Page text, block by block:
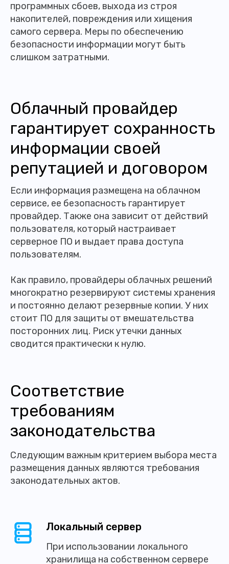
программных сбоев, выхода из строя
накопителей, повреждения или хищения
самого сервера. Меры по обеспечению
безопасности информации могут быть
слишком затратными.
Облачный провайдер
гарантирует сохранность
информации своей
репутацией и договором
Если информация размещена на облачном
сервисе, ее безопасность гарантирует
провайдер. Также она зависит от действий
пользователя, который настраивает
серверное ПО и выдает права доступа
пользователям.
Как правило, провайдеры облачных решений
многократно резервируют системы хранения
и постоянно делают резервные копии. У них
стоит ПО для защиты от вмешательства
посторонних лиц. Риск утечки данных
сводится практически к нулю.
Соответствие
требованиям
законодательства
Следующим важным критерием выбора места
размещения данных являются требования
законодательных актов.
Локальный сервер
При использовании локального
хранилища на собственном сервере